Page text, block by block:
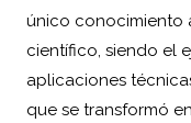
único conocimiento
científico, siendo el
aplicaciones
que se transformó